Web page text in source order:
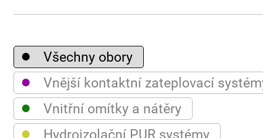
● Všechny obory
● Vnější kontaktní zateplovací
● Vnitřní omítky a nátěry
● Hydroizolační PUR systémy